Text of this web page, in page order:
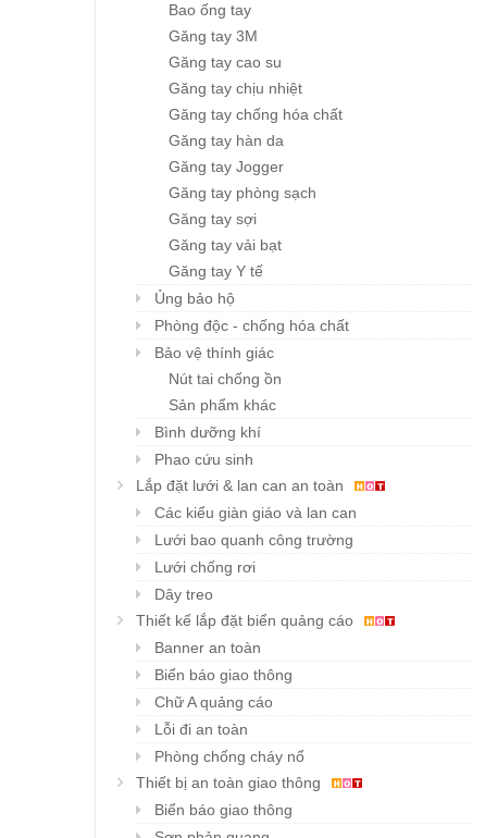
Bao ống tay
Găng tay 3M
Găng tay cao su
Găng tay chịu nhiệt
Găng tay chống hóa chất
Găng tay hàn da
Găng tay Jogger
Găng tay phòng sạch
Găng tay sợi
Găng tay vải bạt
Găng tay Y tế
Ủng bảo hộ
Phòng độc - chống hóa chất
Bảo vệ thính giác
Nút tai chống ồn
Sản phẩm khác
Bình dưỡng khí
Phao cứu sinh
Lắp đặt lưới & lan can an toàn
Các kiểu giàn giáo và lan can
Lưới bao quanh công trường
Lưới chống rơi
Dây treo
Thiết kế lắp đặt biển quảng cáo
Banner an toàn
Biển báo giao thông
Chữ A quảng cáo
Lỗi đi an toàn
Phòng chống cháy nổ
Thiết bị an toàn giao thông
Biển báo giao thông